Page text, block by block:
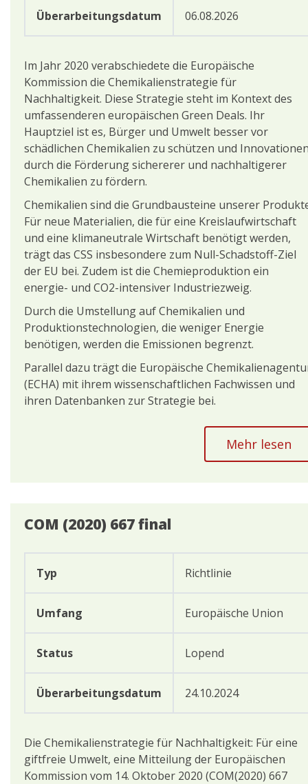
Überarbeitungsdatum 06.08.2026
Im Jahr 2020 verabschiedete die Europäische
Kommission die Chemikalienstrategie für
Nachhaltigkeit. Diese Strategie steht im Kontext des
umfassenderen europäischen Green Deals. Ihr
Hauptziel ist es, Bürger und Umwelt besser vor
schädlichen Chemikalien zu schützen und
durch die Förderung sichererer und nachhaltigerer
Chemikalien zu fördern.
Chemikalien sind die Grundbausteine unserer
Für neue Materialien, die für eine Kreislaufwirtschaft
und eine klimaneutrale Wirtschaft benötigt werden,
trägt das CSS insbesondere zum Null-Schadstoff-Ziel
der EU bei. Zudem ist die Chemieproduktion ein
energie- und CO2-intensiver Industriezweig.
Durch die Umstellung auf Chemikalien und
Produktionstechnologien, die weniger Energie
benötigen, werden die Emissionen begrenzt.
Parallel dazu trägt die Europäische
(ECHA) mit ihrem wissenschaftlichen Fachwissen und
ihren Datenbanken zur Strategie bei.
Mehr lesen
COM (2020) 667 final
Typ
Umfang
Status
Überarbeitungsdatum
Richtlinie
Europäische Union
Lopend
24.10.2024
Die Chemikalienstrategie für Nachhaltigkeit: Für eine
giftfreie Umwelt, eine Mitteilung der Europäischen
Kommission vom 14. Oktober 2020 (COM(2020) 667